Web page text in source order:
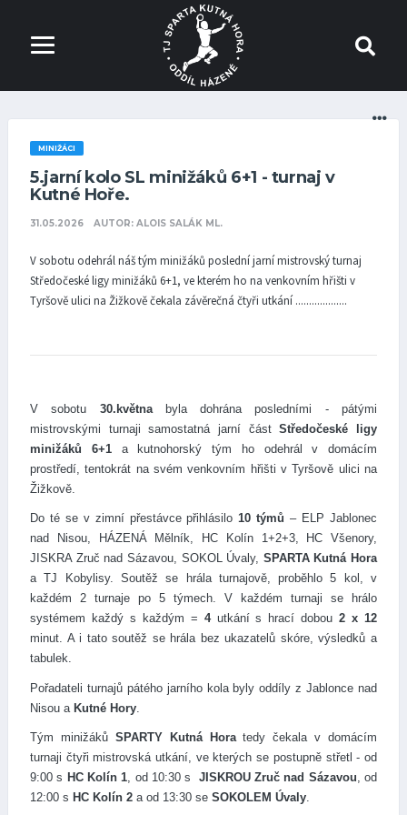
MINIŽÁCI
5.jarní kolo SL minižáků 6+1 - turnaj v
Kutné Hoře.
31.05.2026 AUTOR: ALOIS SALÁK ML.
V sobotu odehrál náš tým minižáků poslední jarní mistrovský turnaj
Středočeské ligy minižáků 6+1, ve kterém ho na venkovním hřišti v
Tyršově ulici na Žižkově čekala závěrečná čtyři utkání ...................
V sobotu 30.květnabyla dohrána posledními - pátými
mistrovskými turnaji samostatná jarní částStředočeské ligy
minižáků 6+1akutnohorský tým ho odehrál v domácím
prostředí, tentokrát na svém venkovním hřišti v Tyršově ulici na
Žižkově.
Do té se v zimní přestávce přihlásilo10 týmů – ELP Jablonec
nad Nisou, HÁZENÁ Mělník, HC Kolín 1+2+3, HC Všenory,
JISKRA Zruč nad Sázavou, SOKOL Úvaly, SPARTA Kutná Hora
a TJ Kobylisy. Soutěž se hrála turnajově, proběhlo 5 kol, v
každém 2 turnaje po 5 týmech. V každém turnaji se hrálo
systémem každý s každým = 4utkání s hrací dobou2 x 12
minut. A i tato soutěž se hrála bez ukazatelů skóre, výsledků a
tabulek.
Pořadateli turnajů pátého jarního kola byly oddíly z Jablonce nad
Nisou a Kutné Hory
Tým minižáků SPARTY Kutná Horatedy čekala v domácím
turnaji čtyři mistrovská utkání, ve kterých se postupně střetl - od
9:00 s HC Kolín 1, od 10:30 s JISKROU Zruč nad Sázavou, od
12:00 s HC Kolín 2 aod 13:30 se SOKOLEM Úvaly.